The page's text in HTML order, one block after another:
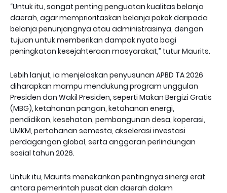
“Untuk itu, sangat penting penguatan kualitas belanja
daerah, agar memprioritaskan belanja pokok daripada
belanja penunjangnya atau administrasinya, dengan
tujuan untuk memberikan dampak nyata bagi
peningkatan kesejahteraan masyarakat,” tutur Maurits.
Lebih lanjut, ia menjelaskan penyusunan APBD TA 2026
diharapkan mampu mendukung program unggulan
Presiden dan Wakil Presiden, seperti Makan Bergizi Gratis
(MBG), ketahanan pangan, ketahanan energi,
pendidikan, kesehatan, pembangunan desa, koperasi,
UMKM, pertahanan semesta, akselerasi investasi
perdagangan global, serta anggaran perlindungan
sosial tahun 2026.
Untuk itu, Maurits menekankan pentingnya sinergi erat
antara pemerintah pusat dan daerah dalam